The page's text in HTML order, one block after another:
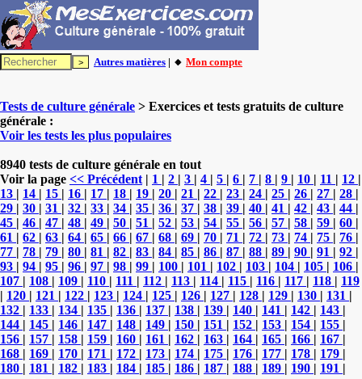
Autres matières | 🔸 Mon compte
Tests de culture générale > Exercices et tests gratuits de culture
générale :
Voir les tests les plus populaires
8940 tests de culture générale en tout
Voir la page << Précédent | 1 | 2 | 3 | 4 | 5 | 6 | 7 | 8 | 9 | 10 | 11 | 12 |
13 | 14 | 15 | 16 | 17 | 18 | 19 | 20 | 21 | 22 | 23 | 24 | 25 | 26 | 27 | 28 |
29 | 30 | 31 | 32 | 33 | 34 | 35 | 36 | 37 | 38 | 39 | 40 | 41 | 42 | 43 | 44 |
45 | 46 | 47 | 48 | 49 | 50 | 51 | 52 | 53 | 54 | 55 | 56 | 57 | 58 | 59 | 60 |
61 | 62 | 63 | 64 | 65 | 66 | 67 | 68 | 69 | 70 | 71 | 72 | 73 | 74 | 75 | 76 |
77 | 78 | 79 | 80 | 81 | 82 | 83 | 84 | 85 | 86 | 87 | 88 | 89 | 90 | 91 | 92 |
93 | 94 | 95 | 96 | 97 | 98 | 99 | 100 | 101 | 102 | 103 | 104 | 105 | 106 |
107 | 108 | 109 | 110 | 111 | 112 | 113 | 114 | 115 | 116 | 117 | 118 | 119
| 120 | 121 | 122 | 123 | 124 | 125 | 126 | 127 | 128 | 129 | 130 | 131 |
132 | 133 | 134 | 135 | 136 | 137 | 138 | 139 | 140 | 141 | 142 | 143 |
144 | 145 | 146 | 147 | 148 | 149 | 150 | 151 | 152 | 153 | 154 | 155 |
156 | 157 | 158 | 159 | 160 | 161 | 162 | 163 | 164 | 165 | 166 | 167 |
168 | 169 | 170 | 171 | 172 | 173 | 174 | 175 | 176 | 177 | 178 | 179 |
180 | 181 | 182 | 183 | 184 | 185 | 186 | 187 | 188 | 189 | 190 | 191 |